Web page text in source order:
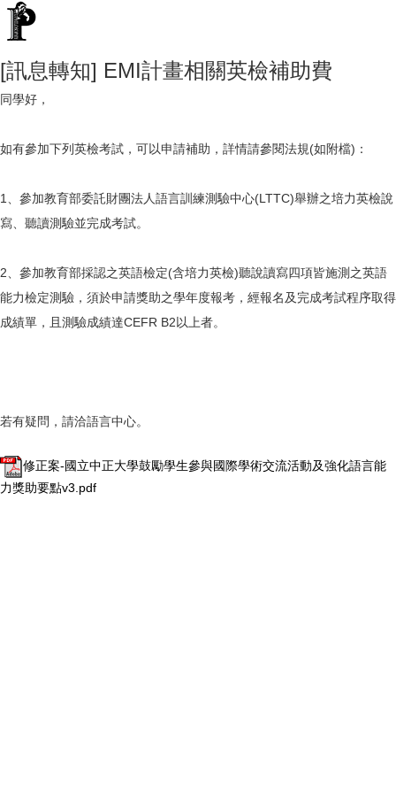
[訊息轉知] EMI計畫相關英檢補助費
同學好，
如有參加下列英檢考試，可以申請補助，詳情請參閱法規(如附檔)：
1、參加教育部委託財團法人語言訓練測驗中心(LTTC)舉辦之培力英檢說
寫、聽讀測驗並完成考試。
2、參加教育部採認之英語檢定(含培力英檢)聽說讀寫四項皆施測之英語
能力檢定測驗，須於申請獎助之學年度報考，經報名及完成考試程序取得
成績單，且測驗成績達CEFR B2以上者。
若有疑問，請洽語言中心。
修正案-國立中正大學鼓勵學生參與國際學術交流活動及強化語言能
力獎助要點v3.pdf